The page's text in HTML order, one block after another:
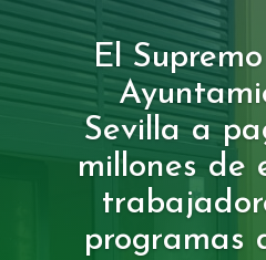
El
Sevilla a
millones de
programas